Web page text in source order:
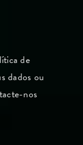
de
dados ou
nos